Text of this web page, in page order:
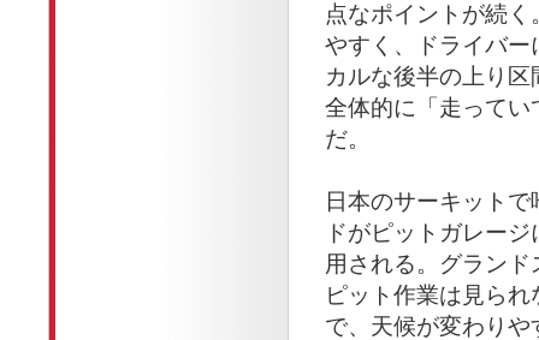
点なポイントが続
やすく、ドライバ
カルな後半の上り
全体的に「走って
だ。
日本のサーキット
ドがピットガレー
用される。グラン
ピット作業は見ら
で、天候が変わり